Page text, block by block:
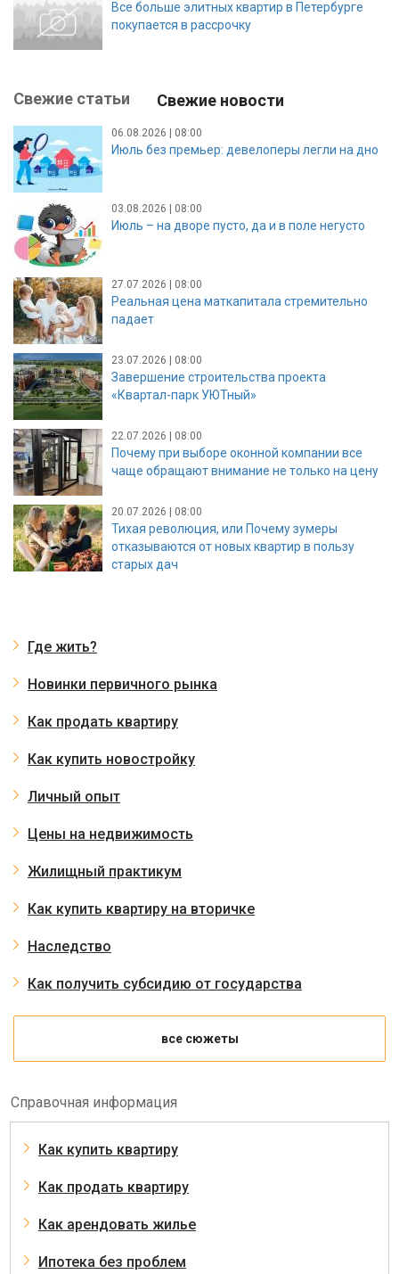
Все больше элитных квартир в Петербурге
покупается в рассрочку
Свежие статьи Свежие новости
06.08.2026 | 08:00
Июль без премьер: девелоперы легли на дно
03.08.2026 | 08:00
Июль – на дворе пусто, да и в поле негусто
27.07.2026 | 08:00
Реальная цена маткапитала стремительно
падает
23.07.2026 | 08:00
Завершение строительства проекта
«Квартал-парк УЮТный»
22.07.2026 | 08:00
Почему при выборе оконной компании все
чаще обращают внимание не только на цену
20.07.2026 | 08:00
Тихая революция, или Почему зумеры
отказываются от новых квартир в пользу
старых дач
Где жить?
Новинки первичного рынка
Как продать квартиру
Как купить новостройку
Личный опыт
Цены на недвижимость
Жилищный практикум
Как купить квартиру на вторичке
Наследство
Как получить субсидию от государства
все сюжеты
Справочная информация
Как купить квартиру
Как продать квартиру
Как арендовать жилье
Ипотека без проблем